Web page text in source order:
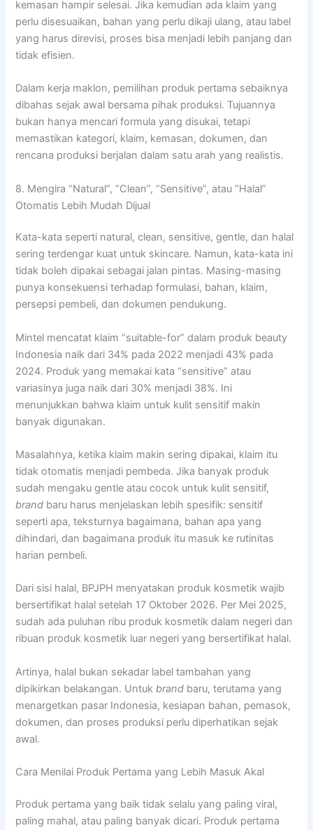
kemasan hampir selesai. Jika kemudian ada klaim yang
perlu disesuaikan, bahan yang perlu dikaji ulang, atau label
yang harus direvisi, proses bisa menjadi lebih panjang dan
tidak efisien.
Dalam kerja maklon, pemilihan produk pertama sebaiknya
dibahas sejak awal bersama pihak produksi. Tujuannya
bukan hanya mencari formula yang disukai, tetapi
memastikan kategori, klaim, kemasan, dokumen, dan
rencana produksi berjalan dalam satu arah yang realistis.
8. Mengira “Natural”, “Clean”, “Sensitive”, atau “Halal”
Otomatis Lebih Mudah Dijual
Kata-kata seperti natural, clean, sensitive, gentle, dan halal
sering terdengar kuat untuk skincare. Namun, kata-kata ini
tidak boleh dipakai sebagai jalan pintas. Masing-masing
punya konsekuensi terhadap formulasi, bahan, klaim,
persepsi pembeli, dan dokumen pendukung.
Mintel mencatat klaim “suitable-for” dalam produk beauty
Indonesia naik dari 34% pada 2022 menjadi 43% pada
2024. Produk yang memakai kata “sensitive” atau
variasinya juga naik dari 30% menjadi 38%. Ini
menunjukkan bahwa klaim untuk kulit sensitif makin
banyak digunakan.
Masalahnya, ketika klaim makin sering dipakai, klaim itu
tidak otomatis menjadi pembeda. Jika banyak produk
sudah mengaku gentle atau cocok untuk kulit sensitif,
brand baru harus menjelaskan lebih spesifik: sensitif
seperti apa, teksturnya bagaimana, bahan apa yang
dihindari, dan bagaimana produk itu masuk ke rutinitas
harian pembeli.
Dari sisi halal, BPJPH menyatakan produk kosmetik wajib
bersertifikat halal setelah 17 Oktober 2026. Per Mei 2025,
sudah ada puluhan ribu produk kosmetik dalam negeri dan
ribuan produk kosmetik luar negeri yang bersertifikat halal.
Artinya, halal bukan sekadar label tambahan yang
dipikirkan belakangan. Untukbrand baru, terutama yang
menargetkan pasar Indonesia, kesiapan bahan, pemasok,
dokumen, dan proses produksi perlu diperhatikan sejak
awal.
Cara Menilai Produk Pertama yang Lebih Masuk Akal
Produk pertama yang baik tidak selalu yang paling viral,
paling mahal, atau paling banyak dicari. Produk pertama